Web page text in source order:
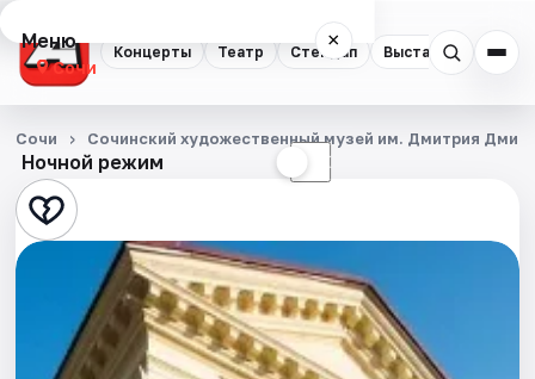
Концерты Театр Стендап Выставки
Меню ×
Сочи
Концерты
Театр
Стендап
Выставки
Квесты
Ночной режим ☾
Сочи Сочинский художественный музей им. Дмитрия